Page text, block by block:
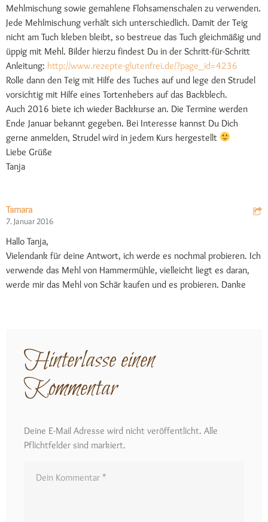
Mehlmischung sowie gemahlene Flohsamenschalen zu verwenden.
Jede Mehlmischung verhält sich unterschiedlich. Damit der Teig
nicht am Tuch kleben bleibt, so bestreue das Tuch gleichmäßig und
üppig mit Mehl. Bilder hierzu findest Du in der Schritt-für-Schritt
Anleitung: http://www.rezepte-glutenfrei.de/?page_id=4236
Rolle dann den Teig mit Hilfe des Tuches auf und lege den Strudel
vorsichtig mit Hilfe eines Tortenhebers auf das Backblech.
Auch 2016 biete ich wieder Backkurse an. Die Termine werden
Ende Januar bekannt gegeben. Bei Interesse kannst Du Dich
gerne anmelden, Strudel wird in jedem Kurs hergestellt
Liebe Grüße
Tanja
Tamara
7. Januar 2016
Hallo Tanja,
Vielendank für deine Antwort, ich werde es nochmal probieren. Ich
verwende das Mehl von Hammermühle, vielleicht liegt es daran,
werde mir das Mehl von Schär kaufen und es probieren. Danke
Hinterlasse einen
Kommentar
Deine E-Mail Adresse wird nicht veröffentlicht. Alle
Pflichtfelder sind markiert.